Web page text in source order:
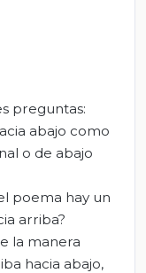
preguntas:
abajo como
o de abajo
poema hay un
arriba?
la manera
hacia abajo,